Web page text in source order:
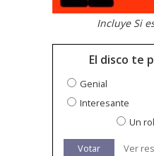
Incluye Si
El disco te
Genial
Interesante
Un
Votar Ver